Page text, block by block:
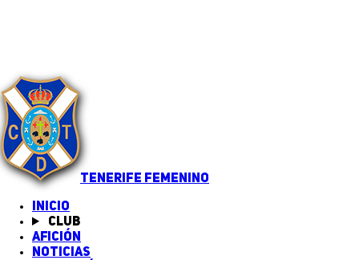
TENERIFE FEMENINO
INICIO
Club
Afición
Noticias